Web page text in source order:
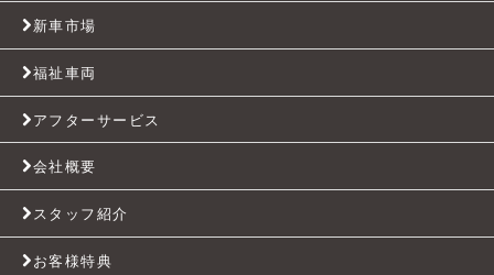
新車市場
福祉車両
アフターサービス
会社概要
スタッフ紹介
お客様特典